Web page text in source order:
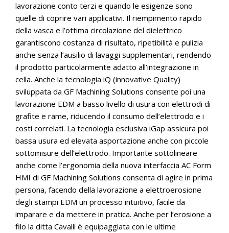
lavorazione conto terzi e quando le esigenze sono
quelle di coprire vari applicativi. Il riempimento rapido
della vasca e l’ottima circolazione del dielettrico
garantiscono costanza di risultato, ripetibilità e pulizia
anche senza l’ausilio di lavaggi supplementari, rendendo
il prodotto particolarmente adatto all’integrazione in
cella. Anche la tecnologia iQ (innovative Quality)
sviluppata da GF Machining Solutions consente poi una
lavorazione EDM a basso livello di usura con elettrodi di
grafite e rame, riducendo il consumo dell’elettrodo e i
costi correlati. La tecnologia esclusiva iGap assicura poi
bassa usura ed elevata asportazione anche con piccole
sottomisure dell’elettrodo. Importante sottolineare
anche come l’ergonomia della nuova interfaccia AC Form
HMI di GF Machining Solutions consenta di agire in prima
persona, facendo della lavorazione a elettroerosione
degli stampi EDM un processo intuitivo, facile da
imparare e da mettere in pratica. Anche per l’erosione a
filo la ditta Cavalli è equipaggiata con le ultime